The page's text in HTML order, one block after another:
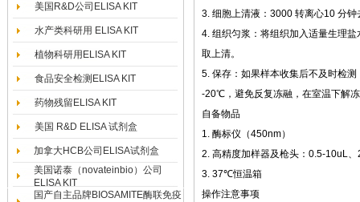
美国R&D公司ELISA KIT
水产类科研用 ELISA KIT
植物科研用ELISA KIT
食品安全检测ELISA KIT
药物残留ELISA KIT
美国 R&D ELISA 试剂盒
加拿大HCB公司ELISA试剂盒
美国诺泰（novateinbio）公司
ELISA KIT
国产自主品牌BIOSAMITE酶联免疫
3. 细胞上清液：3000 转离心10 分
4. 组织匀浆：将组织加入适量生理
取上清。
5. 保存：如果样本收集后不及时检
-20℃，避免反复冻融，在室温下解
自备物品
1. 酶标仪（450nm）
2. 高精度加样器及枪头：0.5-10uL
3. 37℃恒温箱
操作注意事项